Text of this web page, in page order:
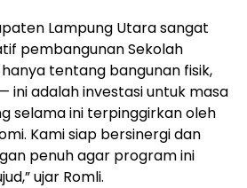
Lampung Utara sangat
pembangunan Sekolah
hanya tentang bangunan fisik,
ini adalah investasi untuk masa
selama ini terpinggirkan oleh
Kami siap bersinergi dan
penuh agar program ini
ujar Romli.